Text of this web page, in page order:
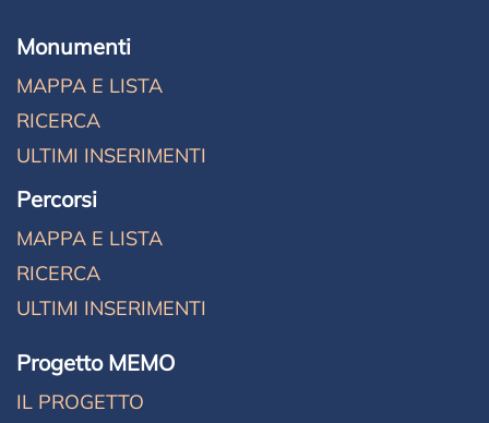
Monumenti
MAPPA E LISTA
RICERCA
ULTIMI INSERIMENTI
Percorsi
MAPPA E LISTA
RICERCA
ULTIMI INSERIMENTI
Progetto MEMO
IL PROGETTO